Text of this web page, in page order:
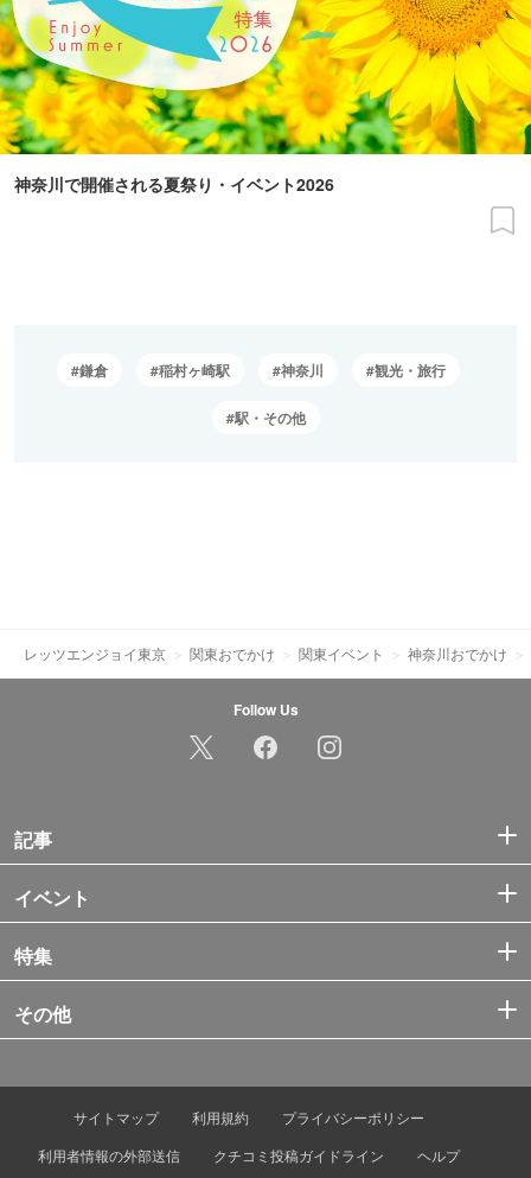
神奈川で開催される夏祭り・イベント2026
鎌倉 稲村ヶ崎駅 神奈川 観光・旅行
駅・その他
レッツエンジョイ東京 関東おでかけ 関東イベント 神奈川おでかけ
Follow Us
記事
イベント
特集
その他
サイトマップ 利用規約
プライバシーポリシー
利用者情報の外部送信
クチコミ投稿ガイドライン ヘルプ